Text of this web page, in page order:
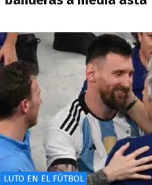
LUTO EN EL FÚTBOL